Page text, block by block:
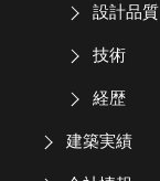
設計品質
技術
経歴
建築実績